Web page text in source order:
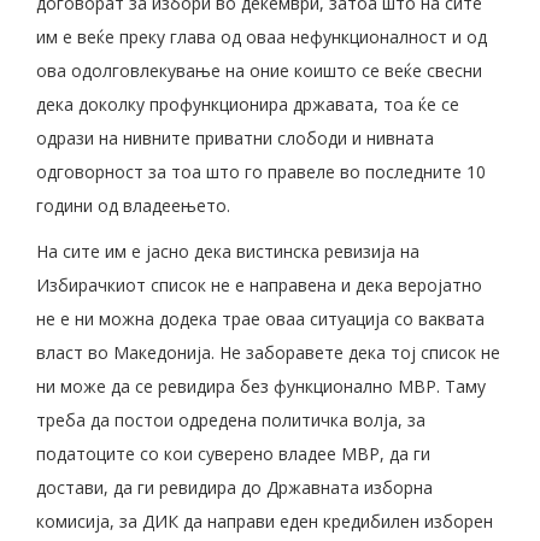
им е веќе преку глава од оваа нефункционалност и од
ова одолговлекување на оние коишто се веќе свесни
дека доколку профункционира државата, тоа ќе се
одрази на нивните приватни слободи и нивната
одговорност за тоа што го правеле во последните 10
години од владеењето.
На сите им е јасно дека вистинска ревизија на
Избирачкиот список не е направена и дека веројатно
не е ни можна додека трае оваа ситуација со ваквата
власт во Македонија. Не заборавете дека тој список не
ни може да се ревидира без функционално МВР. Таму
треба да постои одредена политичка волја, за
податоците со кои суверено владее МВР, да ги
достави, да ги ревидира до Државната изборна
комисија, за ДИК да направи еден кредибилен изборен